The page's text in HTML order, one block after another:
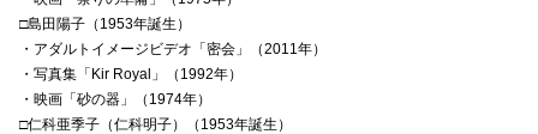
□島田陽子（1953年誕生）
・アダルトイメージビデオ「密会」（2011年）
・写真集「Kir Royal」（1992年）
・映画「砂の器」（1974年）
□仁科亜季子（仁科明子）（1953年誕生）